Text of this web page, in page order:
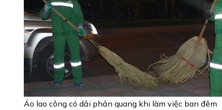
Áo lao công có dải phản quang khi làm việc ban đêm